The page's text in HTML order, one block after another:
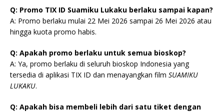
Q: Promo TIX ID Suamiku Lukaku berlaku sampai kapan?
A: Promo berlaku mulai 22 Mei 2026 sampai 26 Mei 2026 atau
hingga kuota promo habis.
Q: Apakah promo berlaku untuk semua bioskop?
A: Ya, promo berlaku di seluruh bioskop Indonesia yang
tersedia di aplikasi TIX ID dan menayangkan film SUAMIKU
LUKAKU.
Q: Apakah bisa membeli lebih dari satu tiket dengan